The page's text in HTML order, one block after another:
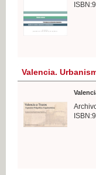
Valencia.